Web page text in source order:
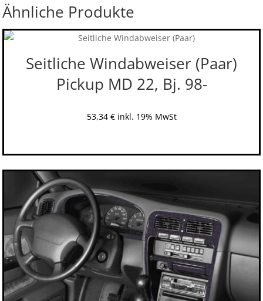
Ähnliche Produkte
Seitliche Windabweiser (Paar)
Pickup MD 22, Bj. 98-
53,34 € inkl. 19% MwSt